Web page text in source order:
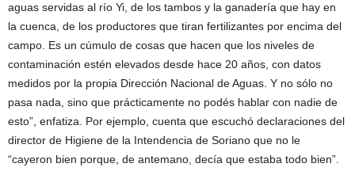
aguas servidas al río Yi, de los tambos y la ganadería que hay en
la cuenca, de los productores que tiran fertilizantes por encima del
campo. Es un cúmulo de cosas que hacen que los niveles de
contaminación estén elevados desde hace 20 años, con datos
medidos por la propia Dirección Nacional de Aguas. Y no sólo no
pasa nada, sino que prácticamente no podés hablar con nadie de
esto”, enfatiza. Por ejemplo, cuenta que escuchó declaraciones del
director de Higiene de la Intendencia de Soriano que no le
“cayeron bien porque, de antemano, decía que estaba todo bien”.